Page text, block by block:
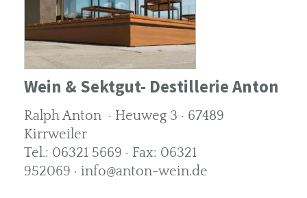
Wein & Sektgut- Destillerie Anton
Ralph Anton · Heuweg 3 · 67489
Kirrweiler
Tel.: 06321 5669 · Fax: 06321
952069 · info@anton-wein.de